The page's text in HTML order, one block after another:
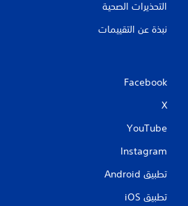
التحذيرات الصحية
نبذة عن التقييمات
Facebook
X
YouTube
Instagram
تطبيق Android‏
تطبيق iOS‏